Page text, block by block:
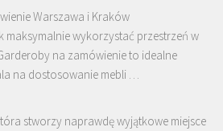
Warszawa i Kraków
maksymalnie wykorzystać przestrzeń w
na zamówienie to idealne
na dostosowanie mebli …
stworzy naprawdę wyjątkowe miejsce